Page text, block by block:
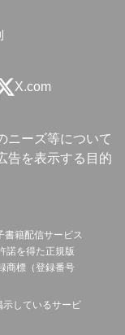
X.com
ニーズ等について
告を表示する目的
書籍配信サービス
諾を得た正規版
商標（登録番号
しているサービ